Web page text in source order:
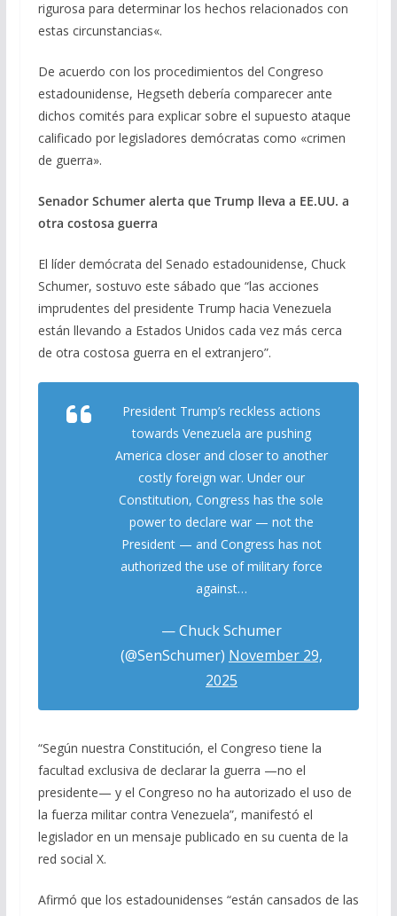
rigurosa para determinar los hechos relacionados con
estas circunstancias«.
De acuerdo con los procedimientos del Congreso
estadounidense, Hegseth debería comparecer ante
dichos comités para explicar sobre el supuesto ataque
calificado por legisladores demócratas como «crimen
de guerra».
Senador Schumer alerta que Trump lleva a EE.UU. a
otra costosa guerra
El líder demócrata del Senado estadounidense, Chuck
Schumer, sostuvo este sábado que “las acciones
imprudentes del presidente Trump hacia Venezuela
están llevando a Estados Unidos cada vez más cerca
de otra costosa guerra en el extranjero”.
President Trump’s reckless actions
towards Venezuela are pushing
America closer and closer to another
costly foreign war. Under our
Constitution, Congress has the sole
power to declare war — not the
President — and Congress has not
authorized the use of military force
against…
— Chuck Schumer
(@SenSchumer) November 29,
2025
“Según nuestra Constitución, el Congreso tiene la
facultad exclusiva de declarar la guerra —no el
presidente— y el Congreso no ha autorizado el uso de
la fuerza militar contra Venezuela”, manifestó el
legislador en un mensaje publicado en su cuenta de la
red social X.
Afirmó que los estadounidenses “están cansados ​​de las